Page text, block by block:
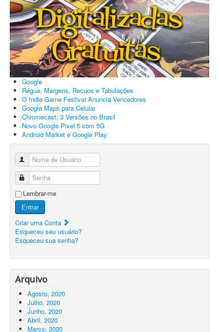
Google
Régua, Margens, Recuos e Tabulações
O Indie Game Festival Anuncia Vencedores
Google Maps para Celular
Chromecast, 3 Versões no Brasil
Novo Google Pixel 5 com 5G
Android Market e Google Play
Nome de Usuário
Senha
Lembrar-me
Entrar
Criar uma Conta
Esqueceu seu usuário?
Esqueceu sua senha?
Arquivo
Agosto, 2020
Julho, 2020
Junho, 2020
Abril, 2020
Março, 2020